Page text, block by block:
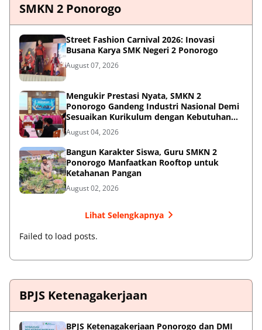
SMKN 2 Ponorogo
Street Fashion Carnival 2026: Inovasi
Busana Karya SMK Negeri 2 Ponorogo
August 07, 2026
Mengukir Prestasi Nyata, SMKN 2
Ponorogo Gandeng Industri Nasional Demi
Sesuaikan Kurikulum dengan Kebutuhan
Dunia Kerja
August 04, 2026
Bangun Karakter Siswa, Guru SMKN 2
Ponorogo Manfaatkan Rooftop untuk
Ketahanan Pangan
August 02, 2026
Lihat Selengkapnya
Failed to load posts.
BPJS Ketenagakerjaan
BPJS Ketenagakerjaan Ponorogo dan DMI